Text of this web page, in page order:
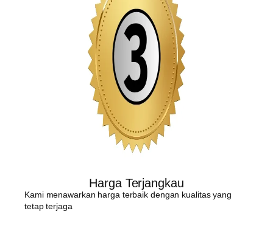
Harga Terjangkau
Kami menawarkan harga terbaik dengan kualitas yang
tetap terjaga